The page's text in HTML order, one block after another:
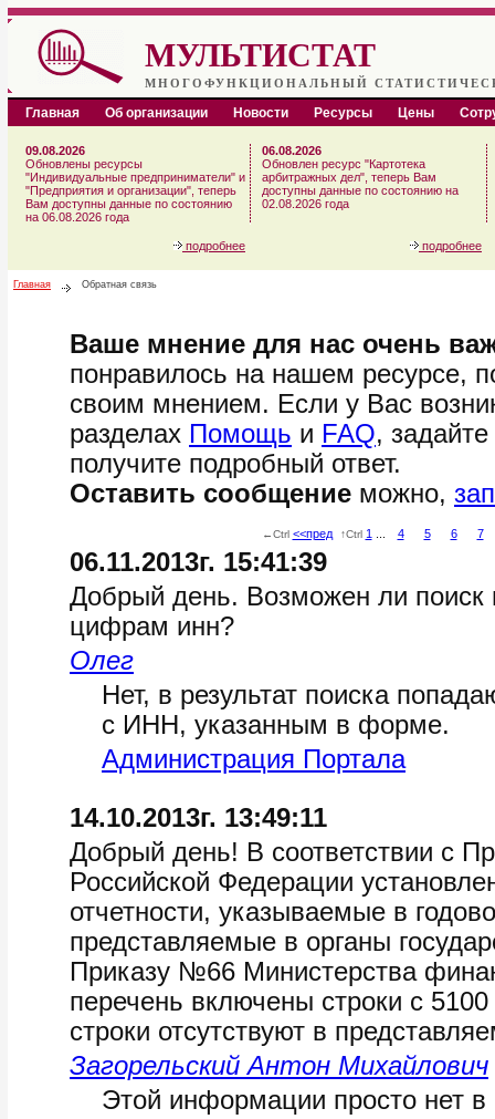
МУЛЬТИСТАТ
МНОГОФУНКЦИОНАЛЬНЫЙ
Главная Об организации Новости Ресурсы Цены
09.08.2026
Обновлены ресурсы
"Индивидуальные предприниматели" и
"Предприятия и организации", теперь
Вам доступны данные по состоянию
на 06.08.2026 года
06.08.2026
Обновлен ресурс "Картотека
арбитражных дел", теперь Вам
доступны данные по состоянию на
02.08.2026 года
подробнее подробнее
Главная Обратная связь
Ваше мнение для нас очень
понравилось на нашем ресурсе,
своим мнением. Если у Вас
разделах Помощь и FAQ,
получите подробный ответ.
Оставить сообщение можно,
←Ctrl <<пред ↑Ctrl 1 4 5 6 7
06.11.2013г. 15:41:39
Добрый день. Возможен ли поиск
цифрам инн?
Олег
Нет, в результат поиска
с ИНН, указанным в форме.
Администрация Портала
14.10.2013г. 13:49:11
Добрый день! В соответствии с
Российской Федерации
отчетности, указываемые в
представляемые в органы
Приказу №66 Министерства
перечень включены строки с
строки отсутствуют в
Загорельский Антон Михайлович
Этой информации просто нет